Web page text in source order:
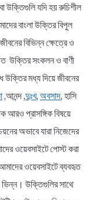
যদি হয় রুচিশীল
বাংলা উক্তির বিপুল
বিভিন্ন ক্ষেত্রে ও
উক্তির সংকলন ও বাণী
উক্তির মধ্য দিয়ে জীবনের
,আনন্দ ,দুঃখ, অবসাদ, হাসি
আরও প্রাসঙ্গিক বিষয়ে
অভাবে যারা নিজেদের
ওয়েবসাইটে পোস্ট করা
ওয়েবসাইটে ব্যবহৃত
উক্তিগুলির সাথে